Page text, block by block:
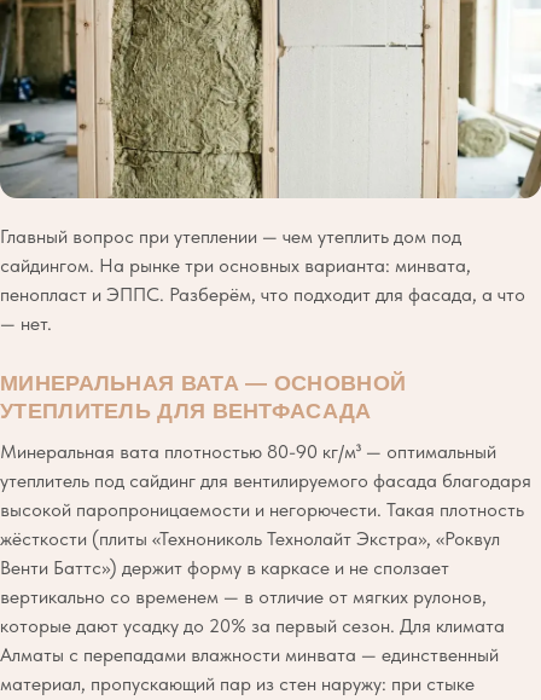
Главный вопрос при утеплении — чем утеплить дом под
сайдингом. На рынке три основных варианта: минвата,
пенопласт и ЭППС. Разберём, что подходит для фасада, а что
— нет.
МИНЕРАЛЬНАЯ ВАТА — ОСНОВНОЙ
УТЕПЛИТЕЛЬ ДЛЯ ВЕНТФАСАДА
Минеральная вата плотностью 80-90 кг/м³ — оптимальный
утеплитель под сайдинг для вентилируемого фасада благодаря
высокой паропроницаемости и негорючести. Такая плотность
жёсткости (плиты «Технониколь Технолайт Экстра», «Роквул
Венти Баттс») держит форму в каркасе и не сползает
вертикально со временем — в отличие от мягких рулонов,
которые дают усадку до 20% за первый сезон. Для климата
Алматы с перепадами влажности минвата — единственный
материал, пропускающий пар из стен наружу: при стыке